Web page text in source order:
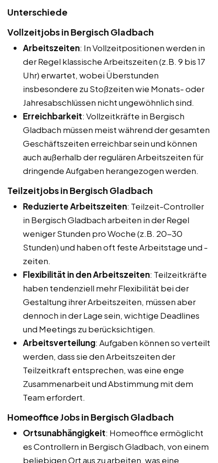
Unterschiede
Vollzeitjobs in Bergisch Gladbach
Arbeitszeiten: In Vollzeitpositionen werden in
der Regel klassische Arbeitszeiten (z.B. 9 bis 17
Uhr) erwartet, wobei Überstunden
insbesondere zu Stoßzeiten wie Monats- oder
Jahresabschlüssen nicht ungewöhnlich sind.
Erreichbarkeit: Vollzeitkräfte in Bergisch
Gladbach müssen meist während der gesamten
Geschäftszeiten erreichbar sein und können
auch außerhalb der regulären Arbeitszeiten für
dringende Aufgaben herangezogen werden.
Teilzeitjobs in Bergisch Gladbach
Reduzierte Arbeitszeiten: Teilzeit-Controller
in Bergisch Gladbach arbeiten in der Regel
weniger Stunden pro Woche (z.B. 20-30
Stunden) und haben oft feste Arbeitstage und -
zeiten.
Flexibilität in den Arbeitszeiten: Teilzeitkräfte
haben tendenziell mehr Flexibilität bei der
Gestaltung ihrer Arbeitszeiten, müssen aber
dennoch in der Lage sein, wichtige Deadlines
und Meetings zu berücksichtigen.
Arbeitsverteilung: Aufgaben können so verteilt
werden, dass sie den Arbeitszeiten der
Teilzeitkraft entsprechen, was eine enge
Zusammenarbeit und Abstimmung mit dem
Team erfordert.
Homeoffice Jobs in Bergisch Gladbach
Ortsunabhängigkeit: Homeoffice ermöglicht
es Controllern in Bergisch Gladbach, von einem
beliebigen Ort aus zu arbeiten, was eine